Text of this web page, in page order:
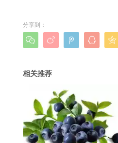
分享到：
    
相关推荐